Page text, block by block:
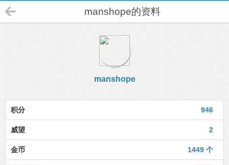
manshope的资料
manshope
946
积分
2
威望
1449 个
金币